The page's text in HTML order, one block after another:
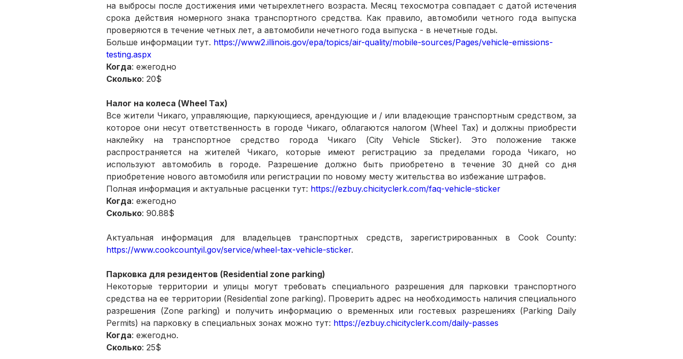
на выбросы после достижения ими четырехлетнего возраста. Месяц техосмотра совпадает с датой истечения
срока действия номерного знака транспортного средства. Как правило, автомобили четного года выпуска
проверяются в течение четных лет, а автомобили нечетного года выпуска - в нечетные годы.
Больше информации тут. https://www2.illinois.gov/epa/topics/air-quality/mobile-sources/Pages/vehicle-emissions-
testing.aspx
Когда: ежегодно
Сколько: 20$
Налог на колеса (Wheel Tax)
Все жители Чикаго, управляющие, паркующиеся, арендующие и / или владеющие транспортным средством, за
которое они несут ответственность в городе Чикаго, облагаются налогом (Wheel Tax) и должны приобрести
наклейку на транспортное средство города Чикаго (City Vehicle Sticker). Это положение также
распространяется на жителей Чикаго, которые имеют регистрацию за пределами города Чикаго, но
используют автомобиль в городе. Разрешение должно быть приобретено в течение 30 дней со дня
приобретение нового автомобиля или регистрации по новому месту жительства во избежание штрафов.
Полная информация и актуальные расценки тут: https://ezbuy.chicityclerk.com/faq-vehicle-sticker
Когда: ежегодно
Сколько: 90.88$
https://www.cookcountyil.gov/service/wheel-tax-vehicle-sticker.
Парковка для резидентов (Residential zone parking)
Некоторые территории и улицы могут требовать специального разрешения для парковки транспортного
средства на ее территории (Residential zone parking). Проверить адрес на необходимость наличия специального
разрешения (Zone parking) и получить информацию о временных или гостевых разрешениях (Parking Daily
Permits) на парковку в специальных зонах можно тут: https://ezbuy.chicityclerk.com/daily-passes
Когда: ежегодно.
Сколько: 25$